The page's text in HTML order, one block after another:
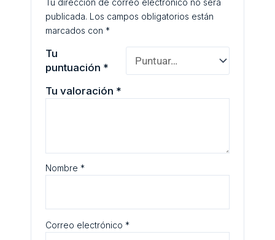
Tu dirección de correo electrónico no será
publicada. Los campos obligatorios están
marcados con*
Tu
puntuación *
Tu valoración *
Nombre*
Correo electrónico*